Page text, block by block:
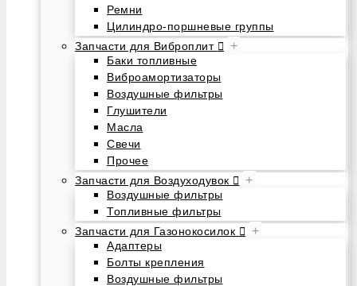
Ремни
Цилиндро-поршневые группы
Запчасти для Виброплит
+
Баки топливные
Виброамортизаторы
Воздушные фильтры
Глушители
Масла
Свечи
Прочее
Запчасти для Воздуходувок
+
Воздушные фильтры
Топливные фильтры
Запчасти для Газонокосилок
+
Адаптеры
Болты крепления
Воздушные фильтры